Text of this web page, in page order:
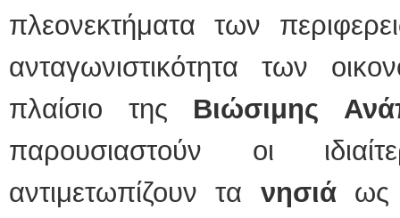
πλεονεκτήματα των
ανταγωνιστικότητα των
πλαίσιο της Βιώσιμης
παρουσιαστούν οι
αντιμετωπίζουν τα νησιάως